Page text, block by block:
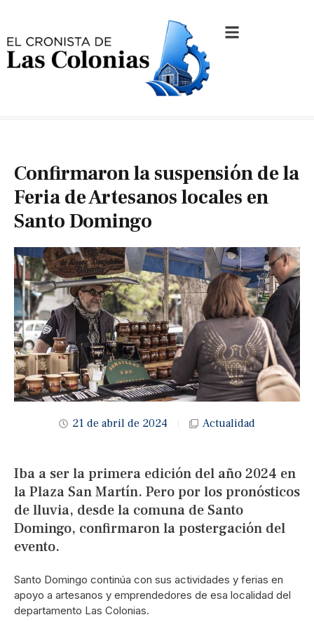
Confirmaron la suspensión de la
Feria de Artesanos locales en
Santo Domingo
21 de abril de 2024 Actualidad
Iba a ser la primera edición del año 2024 en
la Plaza San Martín. Pero por los pronósticos
de lluvia, desde la comuna de Santo
Domingo, confirmaron la postergación del
evento.
Santo Domingo continúa con sus actividades y ferias en
apoyo a artesanos y emprendedores de esa localidad del
departamento Las Colonias.